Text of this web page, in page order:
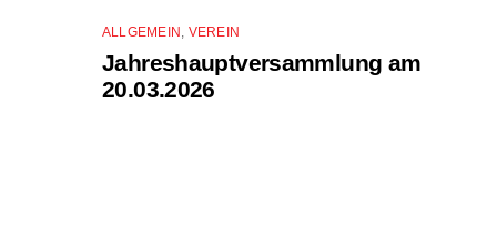
ALLGEMEIN , VEREIN
Jahreshauptversammlung am
20.03.2026